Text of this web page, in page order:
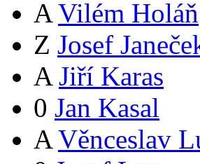
A Vilém Holáň
Z Josef
A Jiří Karas
0 Jan Kasal
A Věnceslav